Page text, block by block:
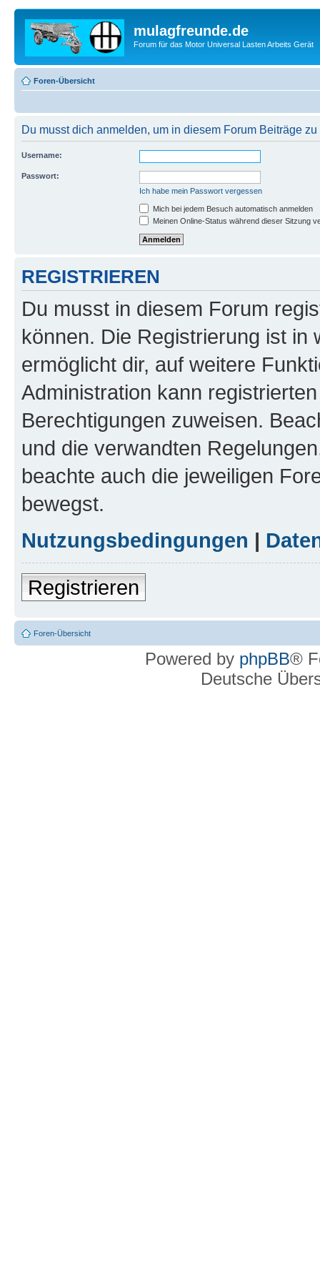
mulagfreunde.de
Forum für das Motor Universal Lasten Arbeits Gerät
Foren-Übersicht
Du musst dich anmelden, um in diesem Forum Beiträge
Username:
Passwort:
Ich habe mein Passwort vergessen
Mich bei jedem Besuch automatisch anmelden
Meinen Online-Status während dieser Sitzung
REGISTRIEREN
Du musst in diesem Forum
können. Die Registrierung ist in
ermöglicht dir, auf weitere
Administration kann
Berechtigungen zuweisen.
und die verwandten
beachte auch die jeweiligen
bewegst.
Nutzungsbedingungen |
Registrieren
Foren-Übersicht
Powered by phpBB®
Deutsche